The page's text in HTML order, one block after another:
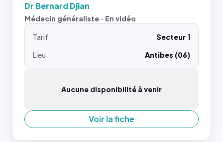
Dr Bernard Djian
Médecin généraliste · En vidéo
Tarif
Secteur 1
Lieu
Antibes (06)
Aucune disponibilité à venir
Voir la fiche